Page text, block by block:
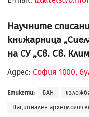
Научните
книжарница
на СУ „Св. Св.
Адрес: София 1000,
Етикети: БАН
Национален